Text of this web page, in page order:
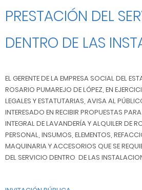
PRESTACIÓN DEL
DENTRO DE LAS
EL GERENTE DE LA EMPRESA SOCIAL DEL
ROSARIO PUMAREJO DE LÓPEZ, EN
LEGALES Y ESTATUTARIAS, AVISA AL
INTERESADO EN RECIBIR PROPUESTAS
INTEGRAL DE LAVANDERÍA Y ALQUILER DE
PERSONAL, INSUMOS, ELEMENTOS,
MAQUINARIA Y ACCESORIOS QUE SE
DEL SERVICIO DENTRO DE LAS